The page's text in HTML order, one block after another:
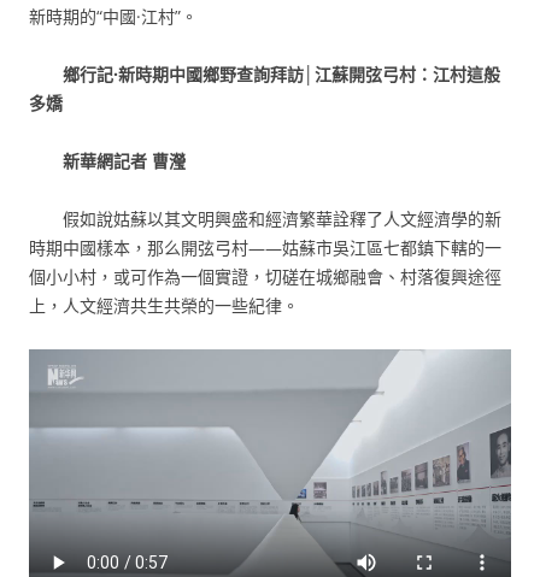
新時期的“中國·江村”。
鄉行記·新時期中國鄉野查詢拜訪│江蘇開弦弓村：江村這般
多嬌
新華網記者 曹瀅
假如說姑蘇以其文明興盛和經濟繁華詮釋了人文經濟學的新
時期中國樣本，那么開弦弓村——姑蘇市吳江區七都鎮下轄的一
個小小村，或可作為一個實證，切磋在城鄉融會、村落復興途徑
上，人文經濟共生共榮的一些紀律。